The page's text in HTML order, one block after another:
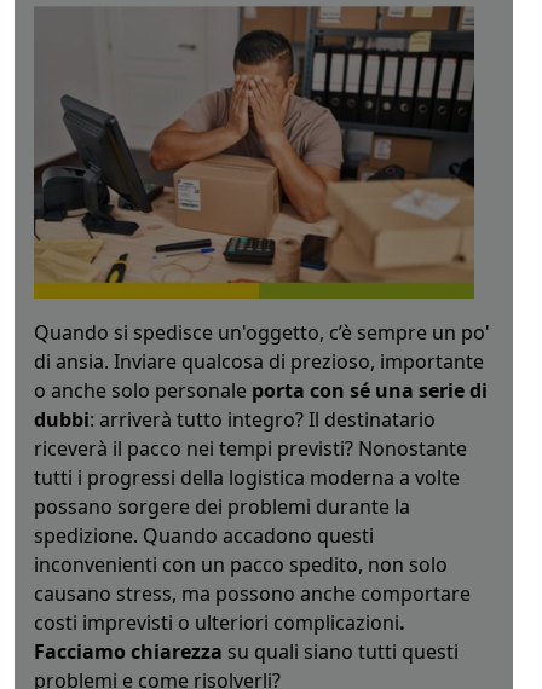
Quando si spedisce un'oggetto, c’è sempre un po'
di ansia. Inviare qualcosa di prezioso, importante
o anche solo personale porta con sé una serie di
dubbi: arriverà tutto integro? Il destinatario
riceverà il pacco nei tempi previsti? Nonostante
tutti i progressi della logistica moderna a volte
possano sorgere dei problemi durante la
spedizione. Quando accadono questi
inconvenienti con un pacco spedito, non solo
causano stress, ma possono anche comportare
costi imprevisti o ulteriori complicazioni.
Facciamo chiarezza su quali siano tutti questi
problemi e come risolverli?